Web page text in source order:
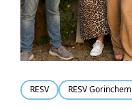
RESV RESV Gorinchem